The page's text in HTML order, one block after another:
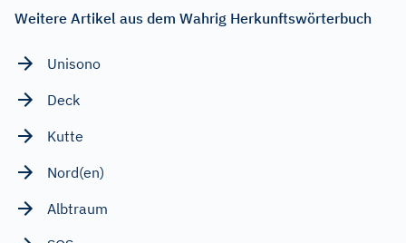
Weitere Artikel aus dem Wahrig Herkunftswörterbuch
Unisono
Deck
Kutte
Nord(en)
Albtraum